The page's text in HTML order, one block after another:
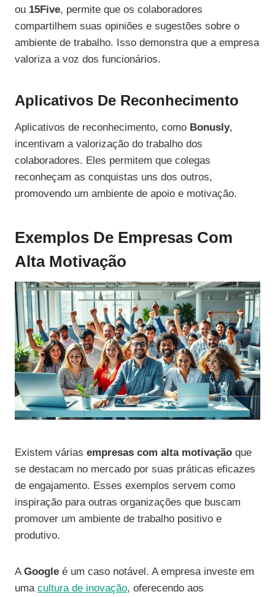
ou 15Five, permite que os colaboradores
compartilhem suas opiniões e sugestões sobre o
ambiente de trabalho. Isso demonstra que a empresa
valoriza a voz dos funcionários.
Aplicativos De Reconhecimento
Aplicativos de reconhecimento, como Bonusly,
incentivam a valorização do trabalho dos
colaboradores. Eles permitem que colegas
reconheçam as conquistas uns dos outros,
promovendo um ambiente de apoio e motivação.
Exemplos De Empresas Com
Alta Motivação
Existem várias empresas com alta motivação que
se destacam no mercado por suas práticas eficazes
de engajamento. Esses exemplos servem como
inspiração para outras organizações que buscam
promover um ambiente de trabalho positivo e
produtivo.
AGoogle é um caso notável. A empresa investe em
uma cultura de inovação, oferecendo aos